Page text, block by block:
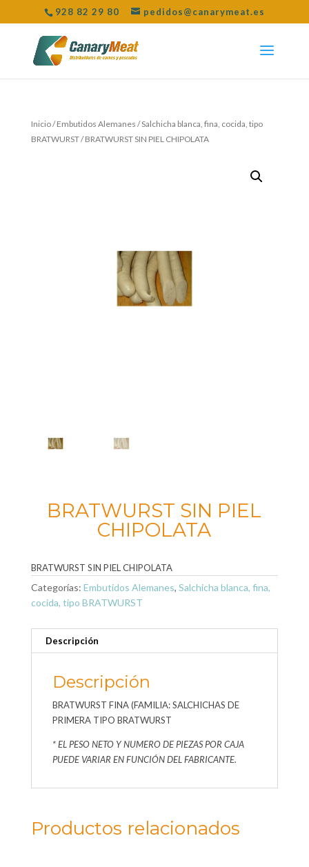
928 82 29 80 pedidos@canarymeat.es
Inicio/Embutidos Alemanes /Salchicha blanca, fina, cocida, tipo
BRATWURST/ BRATWURST SIN PIEL CHIPOLATA
BRATWURST SIN PIEL
CHIPOLATA
BRATWURST SIN PIEL CHIPOLATA
Categorías: Embutidos Alemanes, Salchicha blanca, fina,
cocida, tipo BRATWURST
Descripción
Descripción
BRATWURST FINA (FAMILIA: SALCHICHAS DE
PRIMERA TIPO BRATWURST
* EL PESO NETO Y NUMERO DE PIEZAS POR CAJA
PUEDE VARIAR EN FUNCIÓN DEL FABRICANTE.
Productos relacionados